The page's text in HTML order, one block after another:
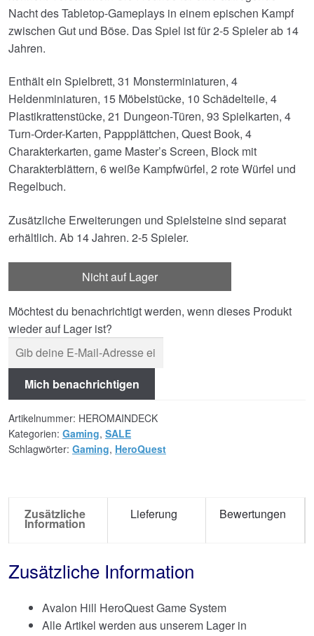
Nacht des Tabletop-Gameplays in einem epischen Kampf
zwischen Gut und Böse. Das Spiel ist für 2-5 Spieler ab 14
Jahren.
Enthält ein Spielbrett, 31 Monsterminiaturen, 4
Heldenminiaturen, 15 Möbelstücke, 10 Schädelteile, 4
Plastikrattenstücke, 21 Dungeon-Türen, 93 Spielkarten, 4
Turn-Order-Karten, Pappplättchen, Quest Book, 4
Charakterkarten, game Master’s Screen, Block mit
Charakterblättern, 6 weiße Kampfwürfel, 2 rote Würfel und
Regelbuch.
Zusätzliche Erweiterungen und Spielsteine sind separat
erhältlich. Ab 14 Jahren. 2-5 Spieler.
Nicht auf Lager
Möchtest du benachrichtigt werden, wenn dieses Produkt
wieder auf Lager ist?
Mich benachrichtigen
Artikelnummer: HEROMAINDECK
Kategorien: Gaming, SALE
Schlagwörter: Gaming, HeroQuest
Zusätzliche
Information
Lieferung Bewertungen
Zusätzliche Information
Avalon Hill HeroQuest Game System
Alle Artikel werden aus unserem Lager in